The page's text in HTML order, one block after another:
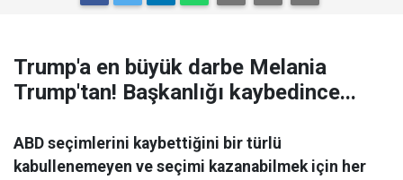
Trump'a en büyük darbe Melania
Trump'tan! Başkanlığı kaybedince...
ABD seçimlerini kaybettiğini bir türlü
kabullenemeyen ve seçimi kazanabilmek için her